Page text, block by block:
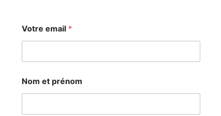
Votre email *
Nom et prénom